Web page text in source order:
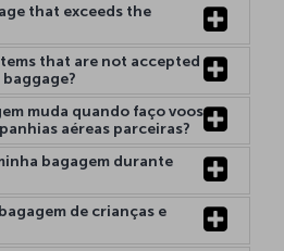
that exceeds the
that are not accepted
muda quando faço voos
aéreas parceiras?
bagagem durante
de crianças e